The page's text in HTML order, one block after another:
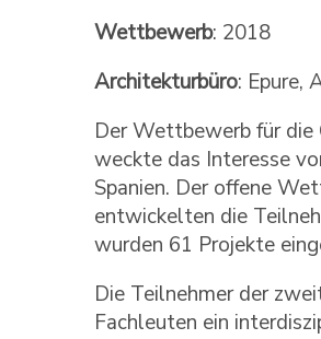
Wettbewerb: 2018
Architekturbüro: Epure,
Der Wettbewerb für die
weckte das Interesse
Spanien. Der offene
entwickelten die
wurden 61 Projekte
Die Teilnehmer der
Fachleuten ein